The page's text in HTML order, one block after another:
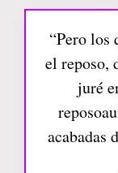
“Pero los
el reposo,
juré
acabadas